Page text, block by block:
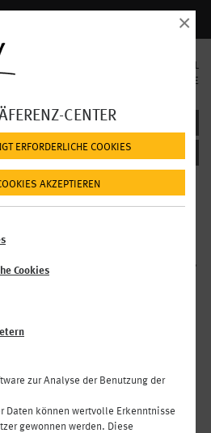
CENTER
ERFORDERLICHE COOKIES
AKZEPTIEREN
Cookies
zur Analyse der Benutzung der
Daten können wertvolle Erkenntnisse
gewonnen werden. Diese
×
SPRACHAUSWAHL
DE
ist uns, Henry - the art of living GmbH,
+43 (0)1 74 000 2100, E-Mail:
Daten daher ausschließlich auf
insbesondere der
DSGVO"
wenn Sie unsere Website
besuchen und nutzen.